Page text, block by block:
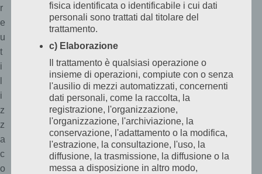
-
m
a
i
l
r
e
u
t
i
i
z
z
a
c
o
fisica identificata o identificabile i cui dati
personali sono trattati dal titolare del
trattamento.
c) Elaborazione
Il trattamento è qualsiasi operazione o
insieme di operazioni, compiute con o senza
l'ausilio di mezzi automatizzati, concernenti
dati personali, come la raccolta, la
registrazione, l'organizzazione,
l'organizzazione, l'archiviazione, la
conservazione, l'adattamento o la modifica,
l'estrazione, la consultazione, l'uso, la
diffusione, la trasmissione, la diffusione o la
messa a disposizione in altro modo,